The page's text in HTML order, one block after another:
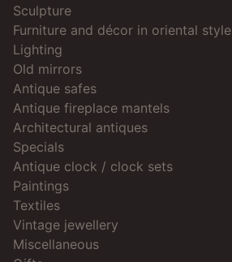
Sculpture
Furniture and décor in oriental style
Lighting
Old mirrors
Antique safes
Antique fireplace mantels
Architectural antiques
Specials
Antique clock / clock sets
Paintings
Textiles
Vintage jewellery
Miscellaneous